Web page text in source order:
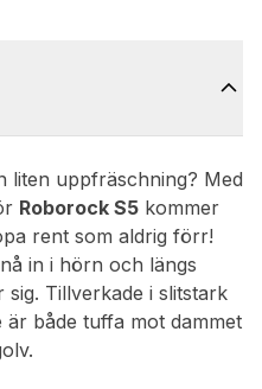
liten uppfräschning? Med
Roborock S5 kommer
rent som aldrig förr!
in i hörn och längs
sig. Tillverkade i slitstark
både tuffa mot dammet